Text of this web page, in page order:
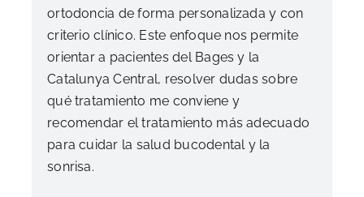
ortodoncia de forma personalizada y con
criterio clínico. Este enfoque nos permite
orientar a pacientes del Bages y la
Catalunya Central, resolver dudas sobre
qué tratamiento me conviene y
recomendar el tratamiento más adecuado
para cuidar la salud bucodental y la
sonrisa.